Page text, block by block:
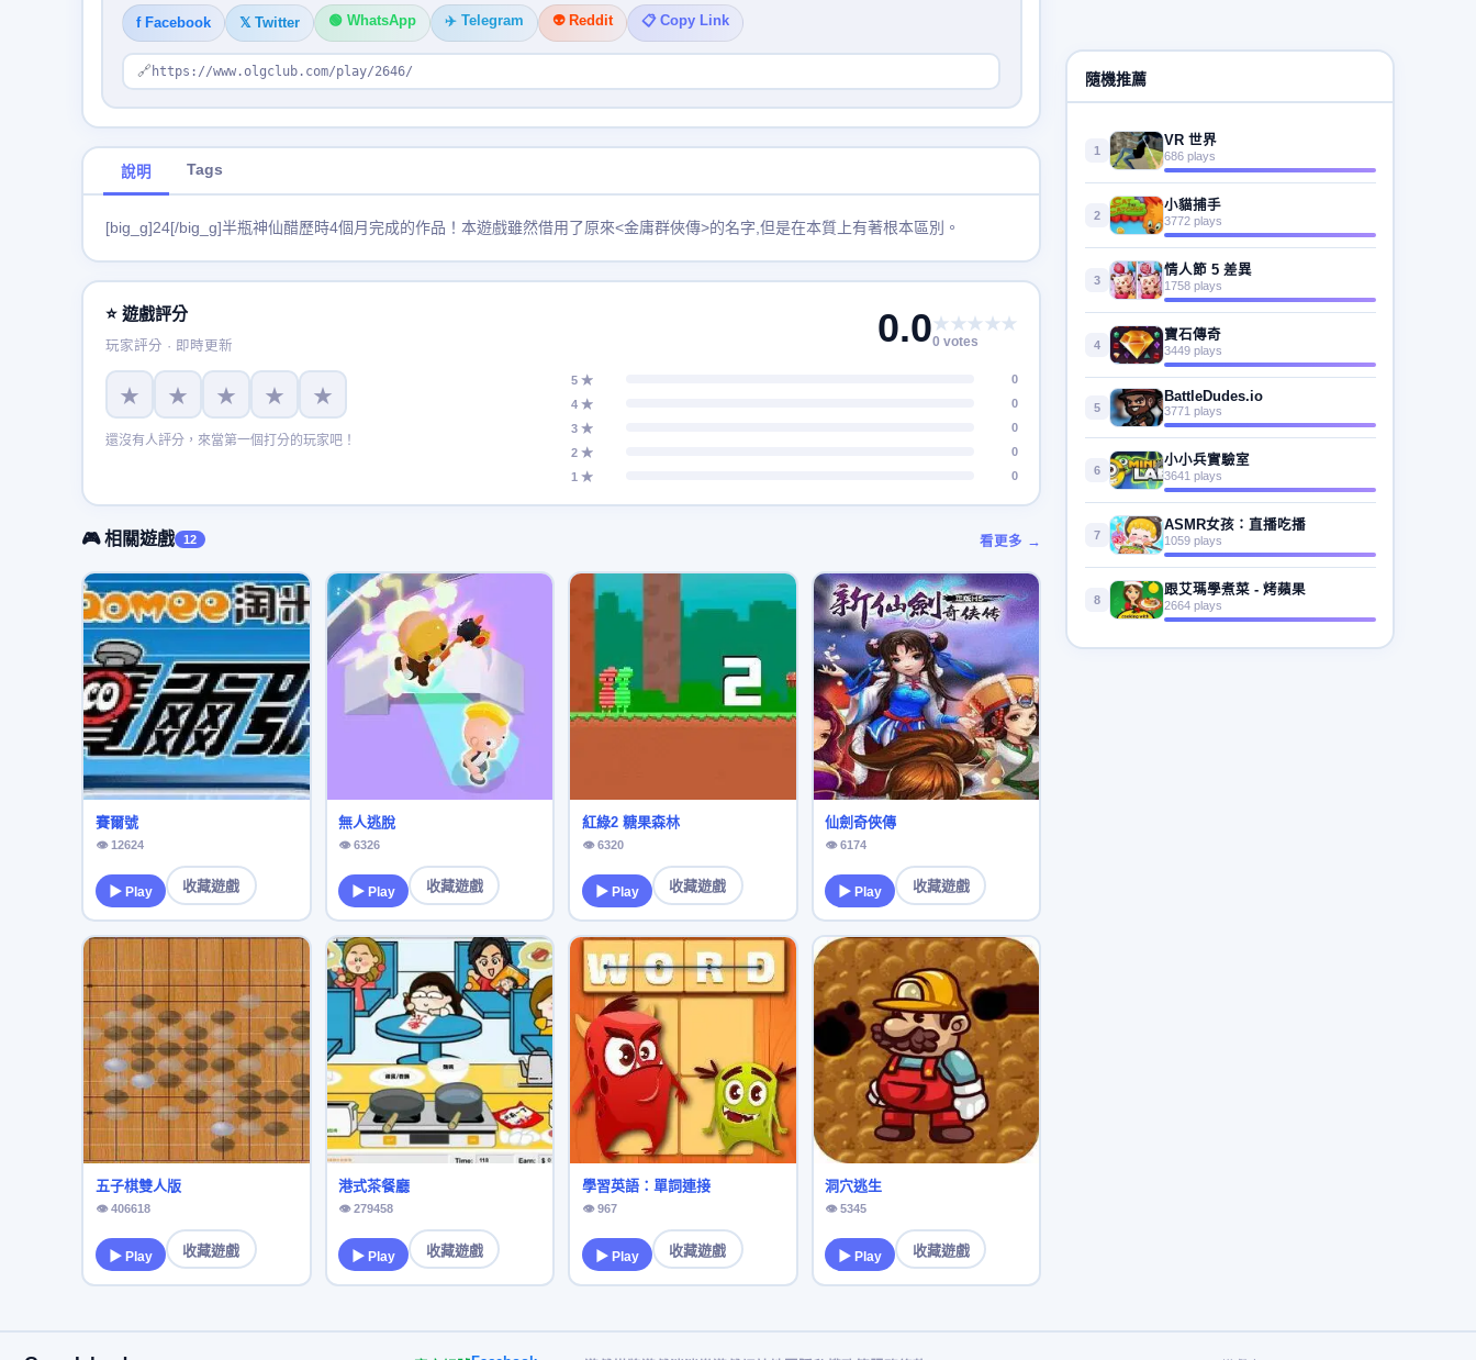
f Facebook 𝕏 Twitter 🟢 WhatsApp ✈️ Telegram 👽 Reddit 📋 Copy Link
🔗 https://www.olgclub.com/play/2646/
說明 Tags
[big_g]24[/big_g]半瓶神仙醋歷時4個月完成的作品！本遊戲雖然借用了原來<金庸群俠傳>的名字,但是在本質上有著根本區別。
⭐ 遊戲評分
玩家評分 · 即時更新 0.0★★★★★
0 votes
★ ★ ★ ★ ★
還沒有人評分，來當第一個打分的玩家吧！
5 ★
0
4 ★
0
3 ★
0
2 ★
0
1 ★
0
🎮 相關遊戲 12 看更多 →
賽爾號
👁 12624
▶ Play 收藏遊戲
無人逃脫
👁 6326
▶ Play 收藏遊戲
紅綠2 糖果森林
👁 6320
▶ Play 收藏遊戲
仙劍奇俠傳
👁 6174
▶ Play 收藏遊戲
五子棋雙人版
👁 406618
▶ Play 收藏遊戲
港式茶餐廳
👁 279458
▶ Play 收藏遊戲
學習英語：單詞連接
👁 967
▶ Play 收藏遊戲
洞穴逃生
👁 5345
▶ Play 收藏遊戲
隨機推薦
1
VR 世界
686 plays
2
小貓捕手
3772 plays
3
情人節 5 差異
1758 plays
4
寶石傳奇
3449 plays
5
BattleDudes.io
3771 plays
6
小小兵實驗室
3641 plays
7
ASMR女孩：直播吃播
1059 plays
8
跟艾瑪學煮菜 - 烤蘋果
2664 plays